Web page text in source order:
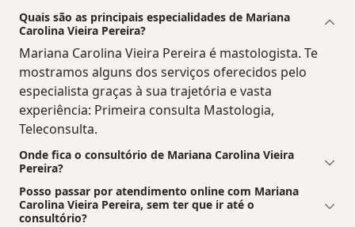
Quais são as principais especialidades de Mariana
Carolina Vieira Pereira?
Mariana Carolina Vieira Pereira é mastologista. Te
mostramos alguns dos serviços oferecidos pelo
especialista graças à sua trajetória e vasta
experiência: Primeira consulta Mastologia,
Teleconsulta.
Onde fica o consultório de Mariana Carolina Vieira
Pereira?
Posso passar por atendimento online com Mariana
Carolina Vieira Pereira, sem ter que ir até o
consultório?